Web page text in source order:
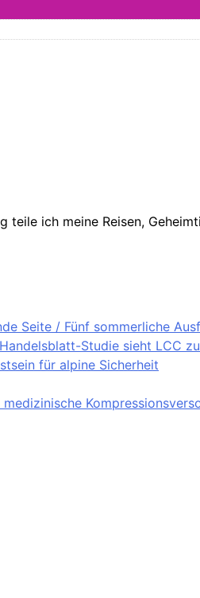
ich meine Reisen,
Seite / Fünf sommerliche
Studie sieht LCC
für alpine Sicherheit